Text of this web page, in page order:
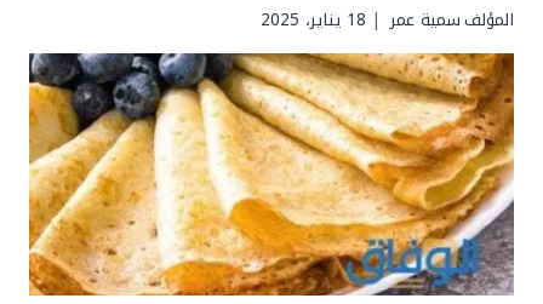
المؤلفسمية عمر 18 يناير، 2025